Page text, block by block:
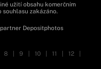
užití obsahu komerčním
souhlasu zakázáno.
Depositphotos
8 9 10 11 12